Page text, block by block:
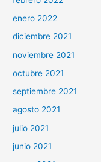
enero 2022
diciembre 2021
noviembre 2021
octubre 2021
septiembre 2021
agosto 2021
julio 2021
junio 2021